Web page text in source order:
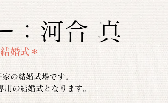
婚式＊
の結婚式場です。
の結婚式となります。
：河合 真